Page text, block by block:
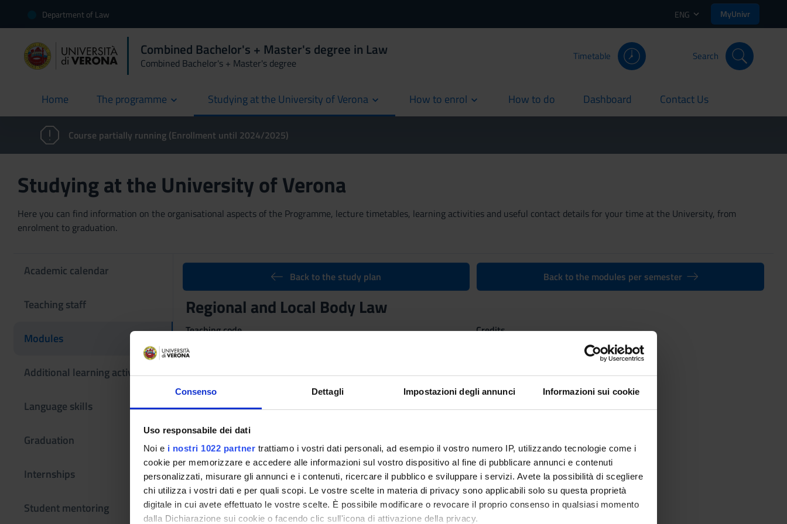
Consenso Dettagli Impostazioni degli annunci Informazioni sui cookie
Uso responsabile dei dati
Noi e i nostri 1022 partner trattiamo i vostri dati personali, ad esempio il vostro numero IP, utilizzando tecnologie come i
cookie per memorizzare e accedere alle informazioni sul vostro dispositivo al fine di pubblicare annunci e contenuti
personalizzati, misurare gli annunci e i contenuti, ricercare il pubblico e sviluppare i servizi. Avete la possibilità di scegliere
chi utilizza i vostri dati e per quali scopi. Le vostre scelte in materia di privacy sono applicabili solo su questa proprietà
digitale in cui avete effettuato le vostre scelte. È possibile modificare o revocare il proprio consenso in qualsiasi momento
dalla Dichiarazione sui cookie o facendo clic sull'icona di attivazione della privacy.
Department of Law ENG MyUnivr
Combined Bachelor's + Master's degree in Law
Combined Bachelor's + Master's degree
Timetable Search
Home
current The programme Studying at the University of Verona How to enrol How to do
current Dashboard
current Contact Us
current
Course partially running (Enrollment until 2024/2025)
Studying at the University of Verona
Here you can find information on the organisational aspects of the Programme, lecture timetables, learning activities and useful contact details for your time at the University, from
enrolment to graduation.
Academic calendar
Teaching staff
Modules
Additional learning activities
Language skills
Graduation
Internships
Student mentoring
Back to the study plan Back to the modules per semester
Regional and Local Body Law
Teaching code
4S00341
Credits